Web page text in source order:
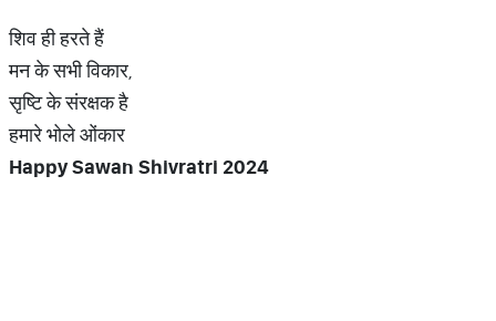
शिव ही हरते हैं
मन के सभी विकार,
सृष्टि के संरक्षक है
हमारे भोले ओंकार
Happy Sawan Shivratri 2024